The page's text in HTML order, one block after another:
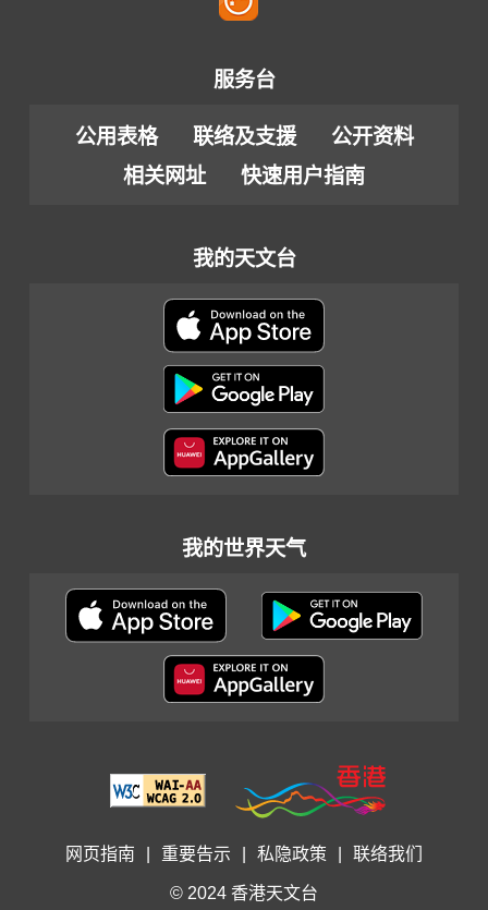
服务台
公用表格 联络及支援
公开资料
相关网址
快速用户指南
我的天文台
我的世界天气
网页指南 重要告示 私隐政策 联络我们
© 2024 香港天文台